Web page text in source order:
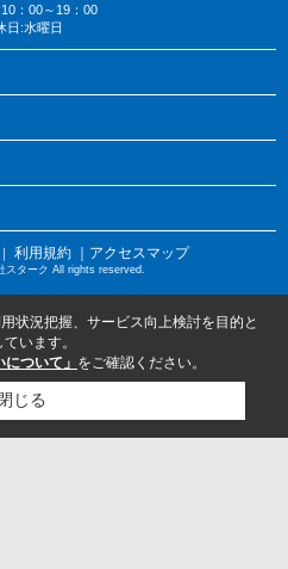
：00～19：00
日:水曜日
｜ 利用規約 ｜アクセスマップ
スターク All rights reserved.
状況把握、サービス向上検討を目的と
います。
ついて」 をご確認ください。
閉じる